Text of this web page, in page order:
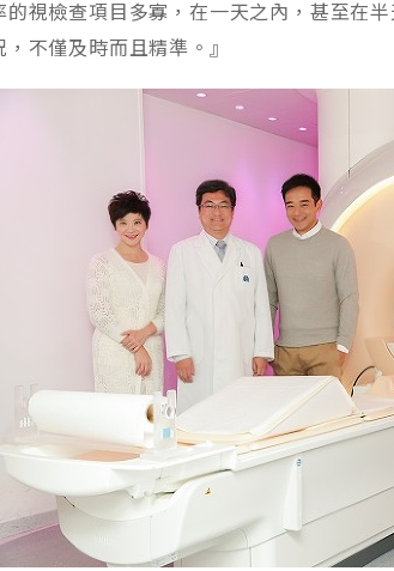
視檢查項目多寡，在一天之內，甚至在
不僅及時而且精準。』